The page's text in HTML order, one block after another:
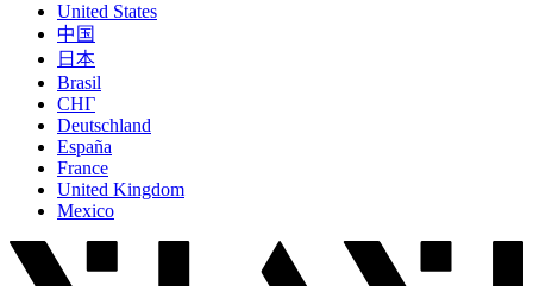
United States
中国
日本
Brasil
СНГ
Deutschland
España
France
United Kingdom
Mexico